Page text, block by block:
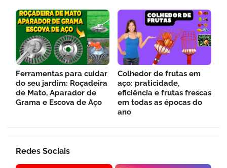
Ferramentas para cuidar
do seu jardim: Roçadeira
de Mato, Aparador de
Grama e Escova de Aço
Colhedor de frutas em
aço: praticidade,
eficiência e frutas frescas
em todas as épocas do
ano
Redes Sociais